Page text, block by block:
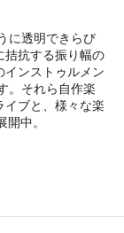
に透明できらび
拮抗する振り幅の
インストゥルメン
。それら自作楽
イブと、様々な楽
中。